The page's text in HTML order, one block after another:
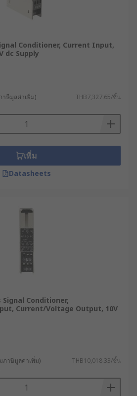
Conditioner, Current Input,
dc Supply
าษีมูลค่าเพิ่ม) THB7,327.65/ชิ้น
เพิ่ม
Datasheets
Signal Conditioner,
Current/Voltage Output, 10V
ภาษีมูลค่าเพิ่ม) THB10,018.33/ชิ้น